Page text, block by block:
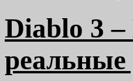
Diablo 3 –
реальные